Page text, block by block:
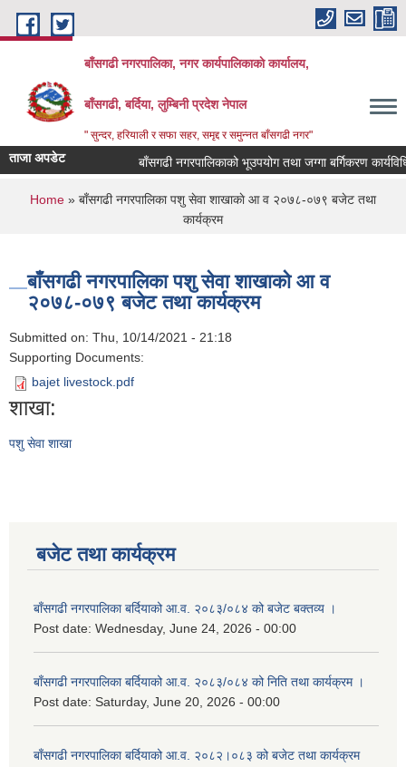
Skip to main content
बाँसगढी नगरपालिका, नगर कार्यपालिकाकाे कार्यालय,
बाँसगढी, बर्दिया, लुम्बिनी प्रदेश नेपाल
" सुन्दर, हरियाली र सफा सहर, समृद्द र समुन्नत बाँसगढी नगर"
ताजा अपडेट बाँसगढी नगरपालिकाको भूउपयोग तथा जग्गा बर्गिकरण
You are here
Home » बाँसगढी नगरपालिका पशु सेवा शाखाकाे आ‍ व २०७८-०७९ बजेट तथा
कार्यक्रम
बाँसगढी नगरपालिका पशु सेवा शाखाकाे आ‍ व
२०७८-०७९ बजेट तथा कार्यक्रम
Submitted on: Thu, 10/14/2021 - 21:18
Supporting Documents:
bajet livestock.pdf
शाखा:
पशु सेवा शाखा
बजेट तथा कार्यक्रम
बाँसगढी नगरपालिका बर्दियाको आ.व. २०८३/०८४ को बजेट बक्तव्य ।
Post date: Wednesday, June 24, 2026 - 00:00
बाँसगढी नगरपालिका बर्दियाको आ.व. २०८३/०८४ को निति तथा कार्यक्रम ।
Post date: Saturday, June 20, 2026 - 00:00
बाँसगढी नगरपालिका बर्दियाको आ.व. २०८२।०८३ को बजेट तथा कार्यक्रम